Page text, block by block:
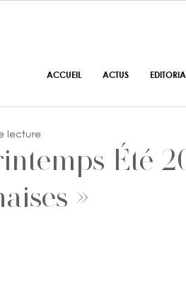
Été
»
lecture
ACCUEIL ACTUS